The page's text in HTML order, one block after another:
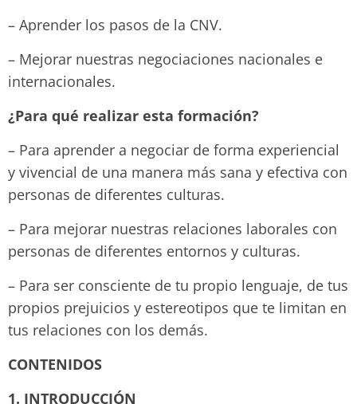
– Aprender los pasos de la CNV.
– Mejorar nuestras negociaciones nacionales e
internacionales.
¿Para qué realizar esta formación?
– Para aprender a negociar de forma experiencial
y vivencial de una manera más sana y efectiva con
personas de diferentes culturas.
– Para mejorar nuestras relaciones laborales con
personas de diferentes entornos y culturas.
– Para ser consciente de tu propio lenguaje, de tus
propios prejuicios y estereotipos que te limitan en
tus relaciones con los demás.
CONTENIDOS
1. INTRODUCCIÓN